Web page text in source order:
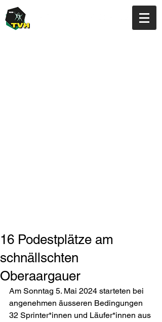
16 Podestplätze am
schnällschten
Oberaargauer
Am Sonntag 5. Mai 2024 starteten bei
angenehmen äusseren Bedingungen
32 Sprinter*innen und Läufer*innen aus